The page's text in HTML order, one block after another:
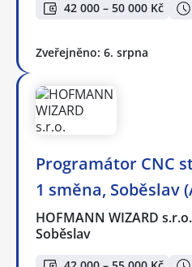
42 000 – 50 000 Kč
Zveřejněno: 6. srpna
Programátor CNC
1 směna, Soběslav
HOFMANN WIZARD s.r.o.
Soběslav